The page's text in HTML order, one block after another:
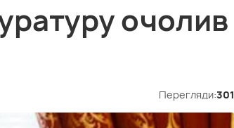
очолив
Перегляди:301